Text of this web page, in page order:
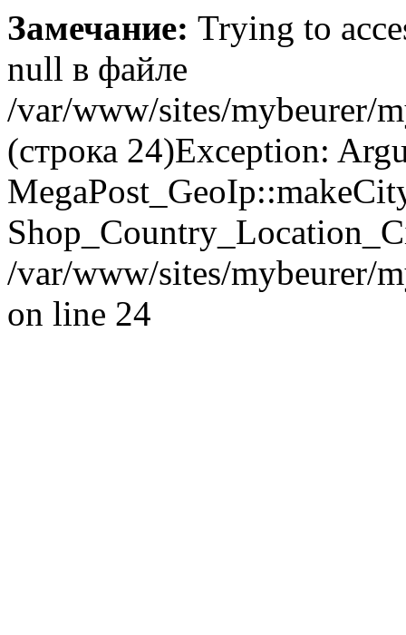
Замечание: Trying to
null в файле
/var/www/sites/mybeurer/
(строка 24)Exception:
/var/www/sites/mybeurer/
on line 24